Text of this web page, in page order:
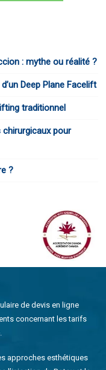
: mythe ou réalité ?
Deep Plane Facelift
traditionnel
pour
?
de devis en ligne
concernant les tarifs
approches esthétiques